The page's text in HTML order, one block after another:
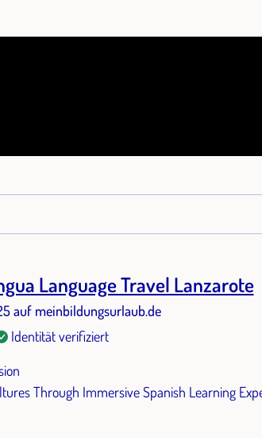
Language Travel Lanzarote
auf meinbildungsurlaub.de
Identität verifiziert
Through Immersive Spanish Learning